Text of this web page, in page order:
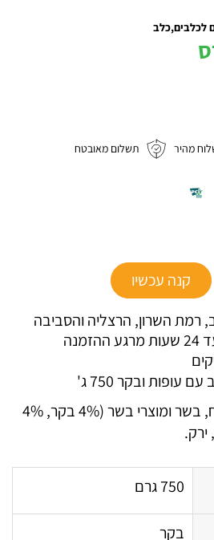
לכלבים כלב
מהיר
תשלום מאובטח
קנה עכשיו
רמת השרון, הרצליה והסביבה
עופות ובקר 750 ג'
דגנים, מוצרים מן הצומח, בשר ומוצרי בשר (4% בקר, 4%
ירק.
750 גרם
בקר